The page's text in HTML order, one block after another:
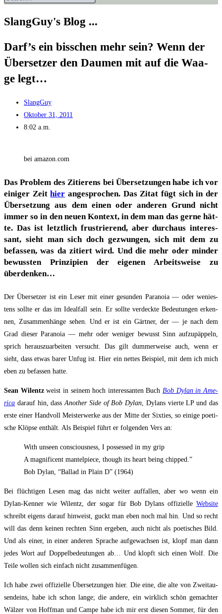
SlangGuy's Blog ...
Darf’s ein biss­chen mehr sein? Wenn der
Über­set­zer den Dau­men mit auf die Waa­
ge legt…
SlangGuy
Oktober 31, 2011
8:02 a.m.
bei amazon.com
Das Pro­blem des Zitie­rens bei Über­set­zun­gen habe ich vor
eini­ger Zeithier ange­spro­chen. Das Zitat fügt sich in der
Über­set­zung aus dem einen oder ande­ren Grund nicht
immer so in den neu­en Kon­text, in dem man das ger­ne hät­
te. Das ist letzt­lich frus­trie­rend, aber durch­aus inter­es­
sant, sieht man sich doch gezwun­gen, sich mit dem zu
befas­sen, was da zitiert wird. Und die mehr oder min­der
bewuss­ten Prin­zi­pi­en der eige­nen Arbeits­wei­se zu
überdenken…
Der Über­set­zer ist ein Leser mit einer gesun­den Para­noia — oder wenies­
tens soll­te er das im Ide­al­fall sein. Er soll­te ver­deck­te Bedeu­tun­gen erken­
nen, Zusam­men­hän­ge sehen. Und er ist ein Gärt­ner, der — je nach dem
Grad die­ser Para­noia — mehr oder weni­ger bewusst Sinn auf­zu­päp­peln,
sprich her­aus­zu­ar­bei­ten ver­sucht. Das gilt dum­mer­wei­se auch, wenn er
sieht, dass etwas barer Unfug ist. Hier ein net­tes Bei­spiel, mit dem ich mich
eben zu befas­sen hatte.
Sean Wil­entzweist in sei­nem hoch inter­es­san­ten Buch Bob Dylan in Ame­
ri­ca dar­auf hin, dassAno­ther Side of Bob Dylan , Dylans vier­te LP und das
ers­te einer Hand­voll Meis­ter­wer­ke aus der Mit­te der Six­ties, so eini­ge poe­ti­
sche Klöp­se ent­hält. Als Bei­spiel führt er fol­gen­den Vers an:
With unseen con­scious­ness, I pos­s­es­sed in my grip
A magni­fi­cent man­tel­pie­ce, though its heart being chipped.”
Bob Dylan, “Bal­lad in Plain D” (1964)
Bei flüch­ti­gen Lesen mag das nicht wei­ter auf­fal­len, aber wo wenn ein
Dylan-Ken­ner wie Wil­entz, der sogar für Bob Dylans offi­zi­el­le Web­site
schreibt eigens dar­auf hin­weist, guckt man eben noch mal hin. Und so recht
will das denn kei­nen rech­ten Sinn erge­ben, auch nicht als poe­ti­sches Bild.
Und als einer, in einer ande­ren Spra­che auf­ge­wach­sen ist,klopf man dann
jedes Wort auf Dop­pel­be­deu­tun­gen ab… Und klopft sich einen Wolf. Die
Tei­le wol­len sich ein­fach nicht zusammenfügen.
Ich habe zwei offi­zi­el­le Über­set­zun­gen hier. Die eine, die alte von Zwei­tau­
send­eins, habe ich schon lan­ge; die ande­re, ein wirk­lich schön gemach­ter
Wäl­zer von Hoff­man und Cam­pe habe ich mir erst die­sen Som­mer, für den